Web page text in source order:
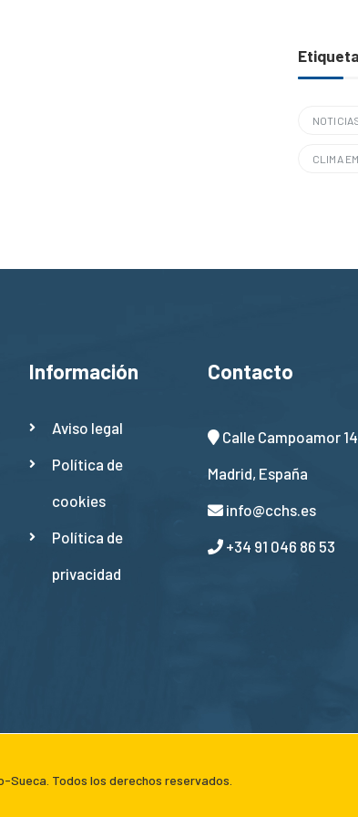
CLIMA
Información
Aviso legal
Política de
cookies
Política de
privacidad
Contacto
Calle Campoamor
Madrid, España
info@cchs.es
+34 91 046 86 53
Sueca. Todos los derechos reservados.